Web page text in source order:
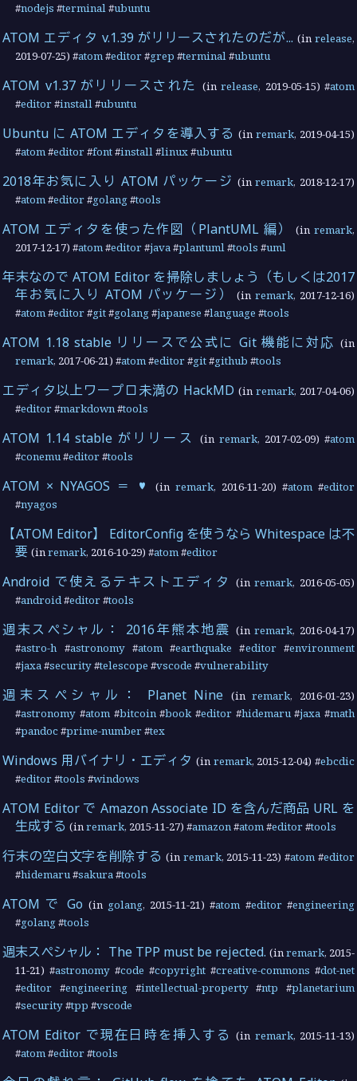
#nodejs #terminal#ubuntu
ATOM エディタ v.1.39 がリリースされたのだが... (in release,
2019-07-25) #atom#editor#grep #terminal#ubuntu
ATOM v1.37 がリリースされた (inrelease, 2019-05-15) #atom
#editor#install#ubuntu
Ubuntu に ATOM エディタを導入する (in remark, 2019-04-15)
#atom#editor#font#install#linux#ubuntu
2018年お気に入り ATOM パッケージ (inremark, 2018-12-17)
#atom#editor#golang#tools
ATOM エディタを使った作図（PlantUML 編） (in remark,
2017-12-17) #atom#editor#java#plantuml#tools #uml
年末なので ATOM Editor を掃除しましょう（もしくは2017
年お気に入り ATOM パッケージ）
(inremark, 2017-12-16)
#atom#editor#git#golang#japanese #language #tools
ATOM 1.18 stable リリースで公式に Git 機能に対応 (in
remark, 2017-06-21) #atom#editor#git#github #tools
エディタ以上ワープロ未満の HackMD (in remark, 2017-04-06)
#editor#markdown#tools
ATOM 1.14 stable がリリース (in remark, 2017-02-09) #atom
#conemu#editor#tools
ATOM × NYAGOS ＝ ♥ (in remark, 2016-11-20) #atom#editor
#nyagos
【ATOM Editor】 EditorConfig を使うなら Whitespace は不
要 (inremark, 2016-10-29) #atom#editor
Android で使えるテキストエディタ (inremark, 2016-05-05)
#android#editor#tools
週末スペシャル： 2016年熊本地震 (inremark, 2016-04-17)
#astro-h #astronomy#atom#earthquake #editor#environment
#jaxa#security#telescope #vscode #vulnerability
週末スペシャル： Planet Nine (inremark, 2016-01-23)
#astronomy #atom#bitcoin#book#editor#hidemaru#jaxa #math
#pandoc#prime-number#tex
Windows 用バイナリ・エディタ (in remark, 2015-12-04) #ebcdic
#editor#tools #windows
ATOM Editor で Amazon Associate ID を含んだ商品 URL を
生成する (inremark, 2015-11-27) #amazon#atom#editor#tools
行末の空白文字を削除する (in remark, 2015-11-23) #atom #editor
#hidemaru#sakura#tools
ATOM で Go (in golang, 2015-11-21) #atom #editor#engineering
#golang#tools
週末スペシャル： The TPP must be rejected. (inremark, 2015-
11-21) #astronomy #code #copyright #creative-commons #dot-net
#editor #engineering#intellectual-property#ntp #planetarium
#security#tpp #vscode
ATOM Editor で現在日時を挿入する (in remark, 2015-11-13)
#atom#editor#tools